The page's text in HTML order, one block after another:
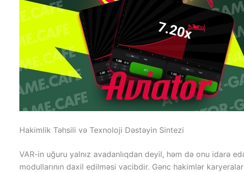
Hakimlik Təhsili və Texnoloji Dəstəyin Sintezi
VAR-in uğuru yalnız avadanlıqdan deyil, həm də onu idarə
modullarının daxil edilməsi vacibdir. Gənc hakimlər